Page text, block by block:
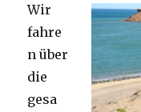
Wir
fahre
n über
die
gesa